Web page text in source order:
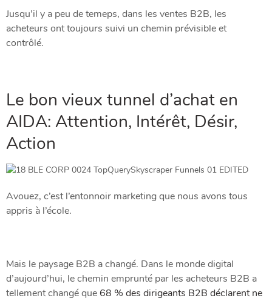
Jusqu’il y a peu de temeps, dans les ventes B2B, les
acheteurs ont toujours suivi un chemin prévisible et
contrôlé.
Le bon vieux tunnel d’achat en
AIDA: Attention, Intérêt, Désir,
Action
Avouez, c’est l’entonnoir marketing que nous avons tous
appris à l’école.
Mais le paysage B2B a changé. Dans le monde digital
d’aujourd’hui, le chemin emprunté par les acheteurs B2B a
tellement changé que 68 % des dirigeants B2B déclarent ne